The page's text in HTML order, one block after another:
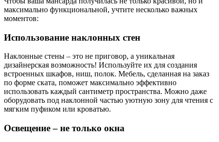
максимально функциональной, учтите несколько важных
моментов:
Использование наклонных стен
Наклонные стены – это не приговор, а уникальная
дизайнерская возможность! Используйте их для создания
встроенных шкафов, ниш, полок. Мебель, сделанная на заказ
по форме ската, поможет максимально эффективно
использовать каждый сантиметр пространства. Можно даже
оборудовать под наклонной частью уютную зону для чтения с
мягким пуфиком или кроватью.
Освещение – не только окна